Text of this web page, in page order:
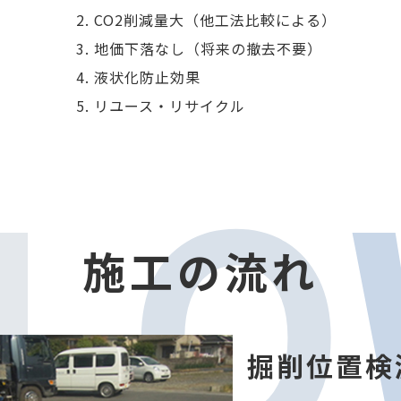
CO2削減量大（他工法比較による）
地価下落なし（将来の撤去不要）
液状化防止効果
リユース・リサイクル
施工の流れ
掘削位置